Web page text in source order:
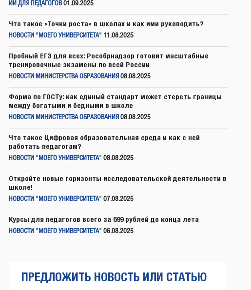
ИИ ДЛЯ ПЕДАГОГОВ 01.09.2025
Что такое «Точки роста» в школах и как ими руководить?
НОВОСТИ "МОЕГО УНИВЕРСИТЕТА" 11.08.2025
Пробный ЕГЭ для всех: Рособрнадзор готовит масштабные
тренировочные экзамены по всей России
НОВОСТИ МИНИСТЕРСТВА ОБРАЗОВАНИЯ 08.08.2025
Форма по ГОСТу: как единый стандарт может стереть границы
между богатыми и бедными в школе
НОВОСТИ МИНИСТЕРСТВА ОБРАЗОВАНИЯ 08.08.2025
Что такое Цифровая образовательная среда и как с ней
работать педагогам?
НОВОСТИ "МОЕГО УНИВЕРСИТЕТА" 08.08.2025
Откройте новые горизонты исследовательской деятельности в
школе!
НОВОСТИ "МОЕГО УНИВЕРСИТЕТА" 07.08.2025
Курсы для педагогов всего за 699 рублей до конца лета
НОВОСТИ "МОЕГО УНИВЕРСИТЕТА" 06.08.2025
ПРЕДЛОЖИТЬ НОВОСТЬ ИЛИ СТАТЬЮ